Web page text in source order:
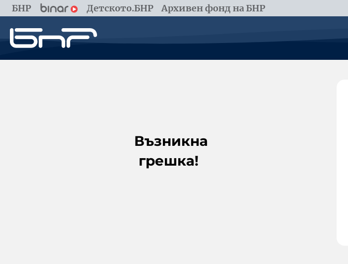
БНР Детското.БНР Архивен фонд на БНР
Възникна
грешка!